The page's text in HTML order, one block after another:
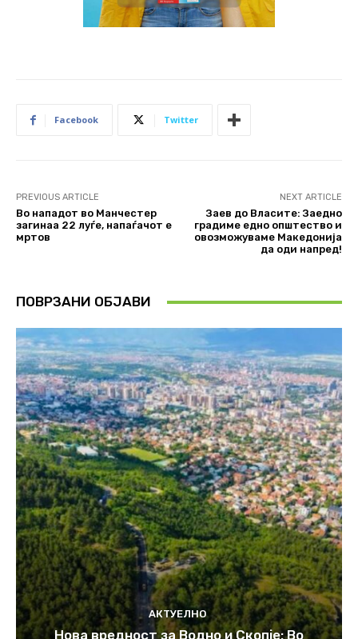
Facebook Twitter
PREVIOUS ARTICLE
Во нападот во Манчестер
загинаа 22 луѓе, напаѓачот е
мртов
NEXT ARTICLE
Заев до Власите: Заедно
градиме едно општество и
овозможуваме Македонија
да оди напред!
ПОВРЗАНИ ОБЈАВИ
АКТУЕЛНО
Нова вредност за Водно и Скопје: Во